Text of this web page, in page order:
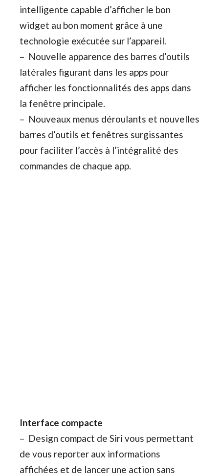
intelligente capable d’afficher le bon
widget au bon moment grâce à une
technologie exécutée sur l’appareil.
– Nouvelle apparence des barres d’outils
latérales figurant dans les apps pour
afficher les fonctionnalités des apps dans
la fenêtre principale.
– Nouveaux menus déroulants et nouvelles
barres d’outils et fenêtres surgissantes
pour faciliter l’accès à l’intégralité des
commandes de chaque app.
Interface compacte
– Design compact de Siri vous permettant
de vous reporter aux informations
affichées et de lancer une action sans